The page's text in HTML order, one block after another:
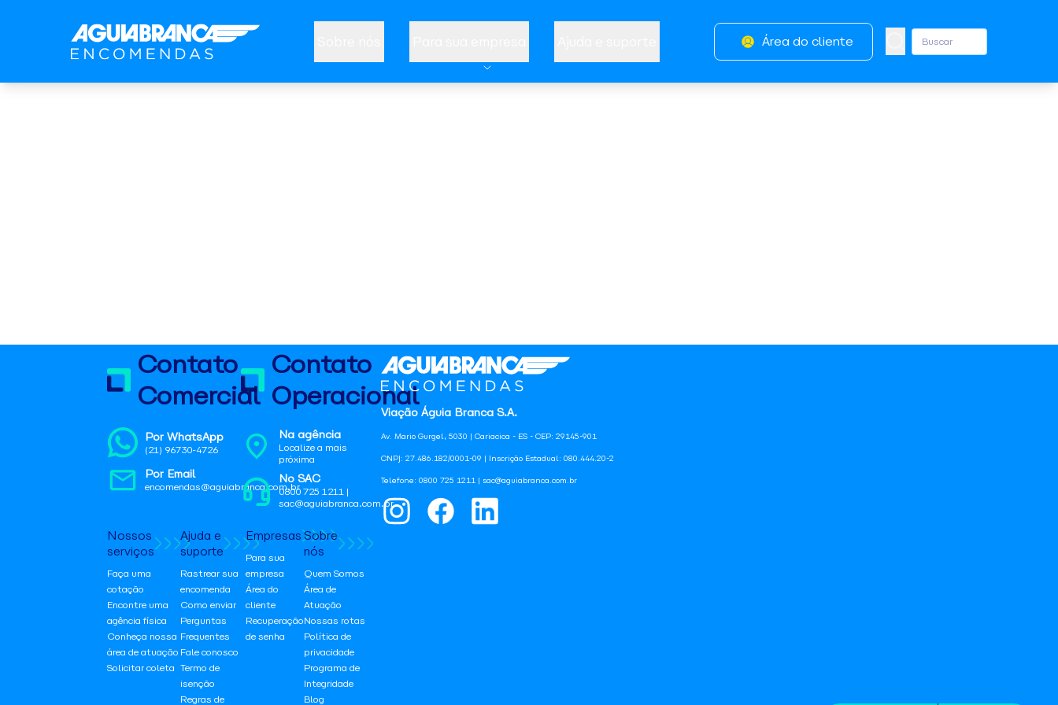
Área do cliente
Viação Águia Branca S.A.
Av. Mario Gurgel, 5030 | Cariacica - ES - CEP: 29145-901
CNPJ: 27.486.182/0001-09 | Inscrição Estadual: 080.444.20-2
Telefone: 0800 725 1211 | sac@aguiabranca.com.br
Contato
Comercial
Por WhatsApp
(21) 96730-4726
Por Email
encomendas@aguiabranca.com.br
Contato
Operacional
Na agência
Localize a mais
próxima
No SAC
0800 725 1211 |
sac@aguiabranca.com.br
Nossos
serviços
Faça uma
cotação
Encontre uma
agência física
Conheça nossa
área de atuação
Solicitar coleta
Ajuda e
suporte
Rastrear sua
encomenda
Como enviar
Perguntas
Frequentes
Fale conosco
Termo de
isenção
Regras de
Empresas
Para sua
empresa
Área do
cliente
Recuperação
de senha
Sobre
nós
Quem Somos
Área de
Atuação
Nossas rotas
Política de
privacidade
Programa de
Integridade
Blog